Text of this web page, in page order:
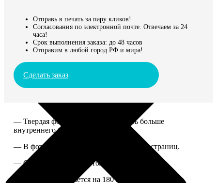
Отправь в печать за пару кликов!
Согласования по электронной почте. Отвечаем за 24
часа!
Срок выполнения заказа: до 48 часов
Отправим в любой город РФ и мира!
Сделать заказ
— Твердая фотообложка, размер чуть больше
внутреннего блока.
— В фотокниге может быть от 20 до 100 страниц.
— Страницы плотные, толщина 1 мм.
— Книга раскрывается на 180 градусов, развороты